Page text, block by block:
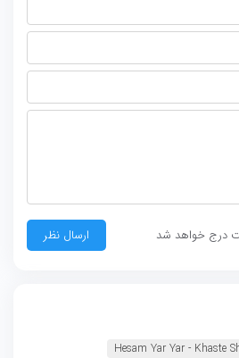
درج خواهد شد
Hesam Yar Yar - Khaste